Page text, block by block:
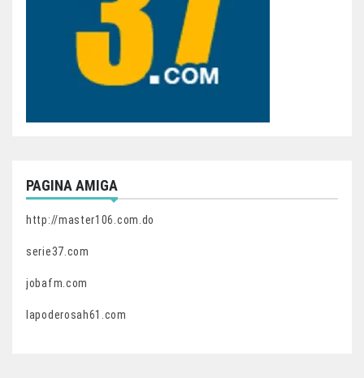
PAGINA AMIGA
http://master106.com.do
serie37.com
jobafm.com
lapoderosah61.com